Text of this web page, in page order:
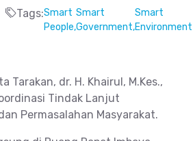
Tags:Smart
People,
Smart
Government,
Smart
Environment
Tarakan, dr. H. Khairul, M.Kes.,
Tindak Lanjut
Permasalahan Masyarakat.